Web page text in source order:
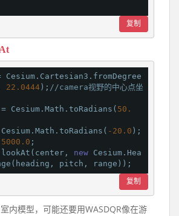
复制
22.0444 ); //camera视野的中心点坐
Cesium.Math.toRadians( 50.
-20.0
5000.0 ;
new Cesium.Hea
复制
内模型，可能还要用WASDQR像在游